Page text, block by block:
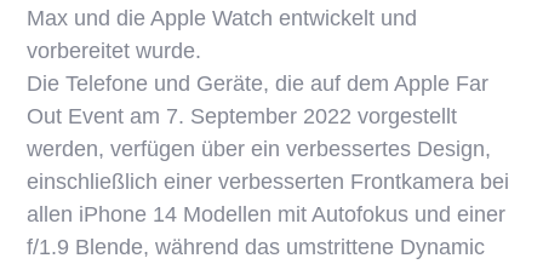
Max und die Apple Watch entwickelt und
vorbereitet wurde.
Die Telefone und Geräte, die auf dem Apple Far
Out Event am 7. September 2022 vorgestellt
werden, verfügen über ein verbessertes Design,
einschließlich einer verbesserten Frontkamera bei
allen iPhone 14 Modellen mit Autofokus und einer
f/1.9 Blende, während das umstrittene Dynamic